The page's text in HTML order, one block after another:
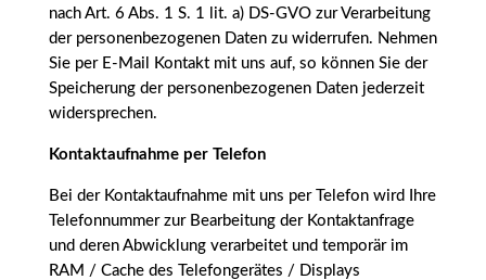
nach Art. 6 Abs. 1 S. 1 lit. a) DS-GVO zur Verarbeitung
der personenbezogenen Daten zu widerrufen. Nehmen
Sie per E-Mail Kontakt mit uns auf, so können Sie der
Speicherung der personenbezogenen Daten jederzeit
widersprechen.
Kontaktaufnahme per Telefon
Bei der Kontaktaufnahme mit uns per Telefon wird Ihre
Telefonnummer zur Bearbeitung der Kontaktanfrage
und deren Abwicklung verarbeitet und temporär im
RAM / Cache des Telefongerätes / Displays